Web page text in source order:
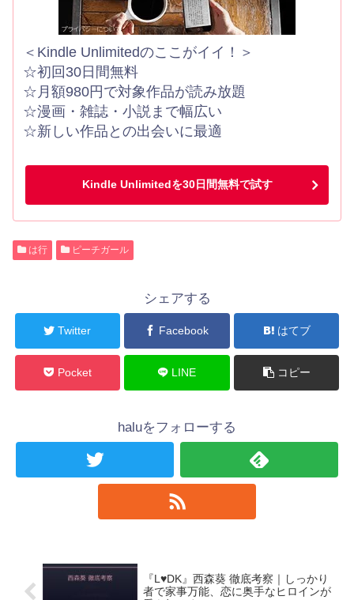
＜Kindle Unlimitedのここがイイ！＞
☆初回30日間無料
☆月額980円で対象作品が読み放題
☆漫画・雑誌・小説まで幅広い
☆新しい作品との出会いに最適
Kindle Unlimitedを30日間無料で試す
は行 ピーチガール
シェアする
Twitter Facebook はてブ
Pocket LINE コピー
haluをフォローする
『L♥DK』西森葵 徹底考察｜しっかり
者で家事万能、恋に奥手なヒロインが